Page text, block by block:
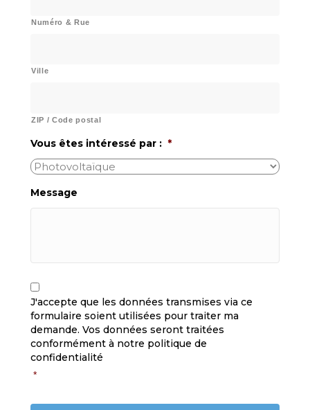
Numéro & Rue
Ville
ZIP / Code postal
Vous êtes intéressé par : *
Message
C
A
P
T
C
H
A
R
G
P
D
*
J'accepte que les données transmises via ce
formulaire soient utilisées pour traiter ma
demande. Vos données seront traitées
conformément à notre politique de
confidentialité
*